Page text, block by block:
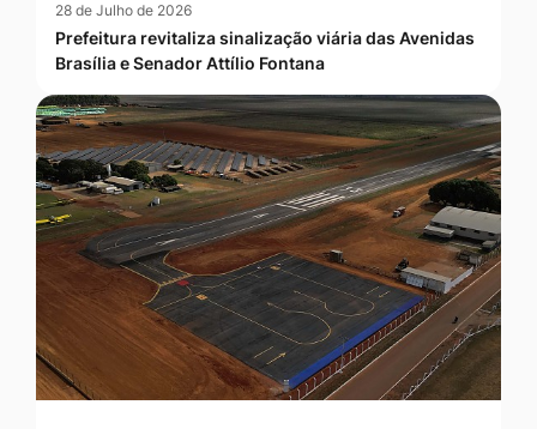
28 de Julho de 2026
Prefeitura revitaliza sinalização viária das Avenidas
Brasília e Senador Attílio Fontana